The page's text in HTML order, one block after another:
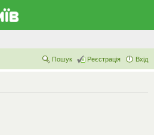
Вхід
Реєстрація
Пошук